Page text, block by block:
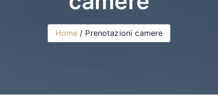
Home Prenotazioni camere